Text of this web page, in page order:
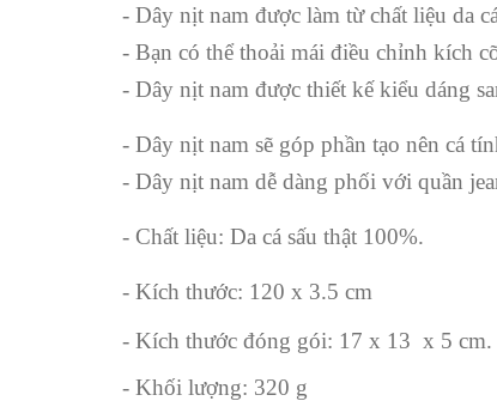
- Dây nịt nam được làm từ chất liệu da
- Bạn có thể thoải mái điều chỉnh kích
- Dây nịt nam được thiết kế kiểu dáng
- Dây nịt nam sẽ góp phần tạo nên cá
- Dây nịt nam dễ dàng phối với quần
- Chất liệu: Da cá sấu thật 100%.
- Kích thước: 120 x 3.5 cm
- Kích thước đóng gói: 17 x 13 x 5 cm.
- Khối lượng: 320 g